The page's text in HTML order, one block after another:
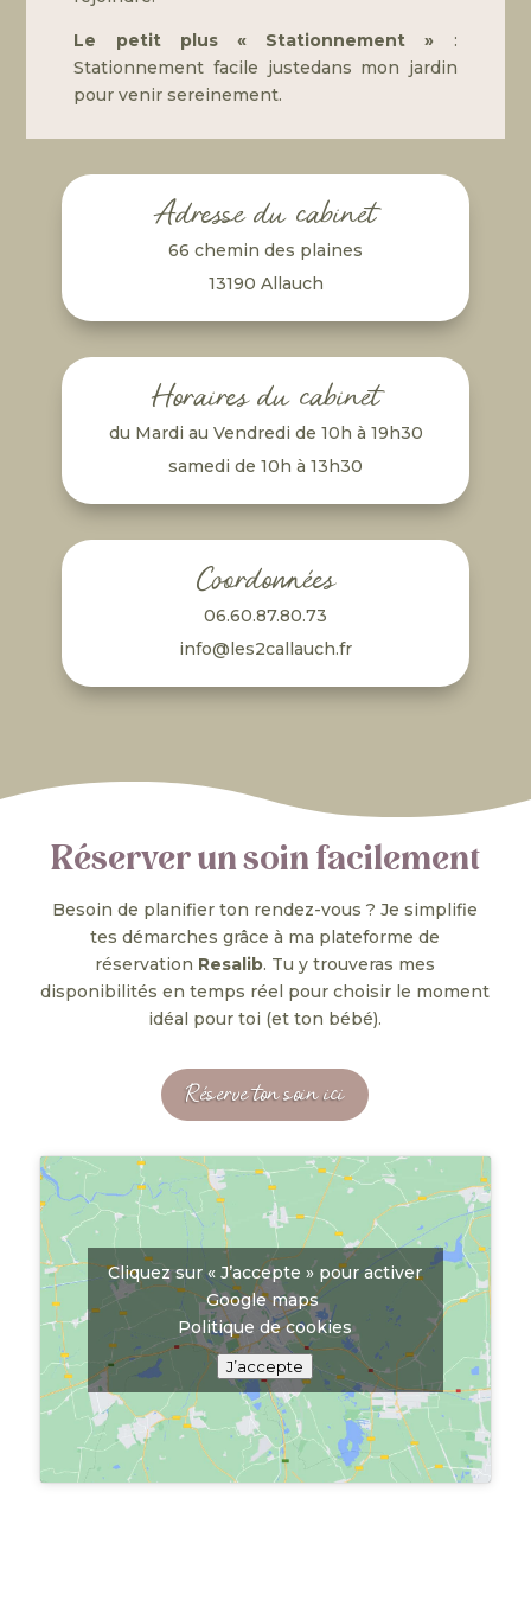
Le petit plus « Stationnement » :
Stationnement facile justedans mon jardin
pour venir sereinement.
Adresse du cabinet
66 chemin des plaines
13190 Allauch
Horaires du cabinet
du Mardi au Vendredi de 10h à 19h30
samedi de 10h à 13h30
Coordonnées
06.60.87.80.73
info@les2callauch.fr
Réserver un soin facilement
Besoin de planifier ton rendez-vous ? Je simplifie
tes démarches grâce à ma plateforme de
réservation Resalib. Tu y trouveras mes
disponibilités en temps réel pour choisir le moment
idéal pour toi (et ton bébé).
Réserve ton soin ici
Cliquez sur « J’accepte » pour activer
Google maps
Politique de cookies
J’accepte